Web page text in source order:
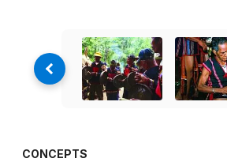
CONCEPTS